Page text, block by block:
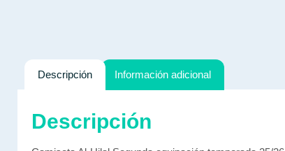
Descripción Información adicional
Descripción